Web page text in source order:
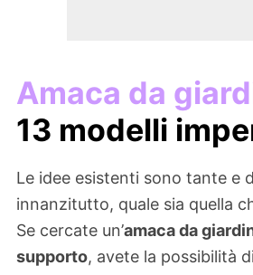
Amaca da
13 modelli
Le idee esistenti sono tante e
innanzitutto, quale sia quella
Se cercate un’amaca da
supporto, avete la possibilità